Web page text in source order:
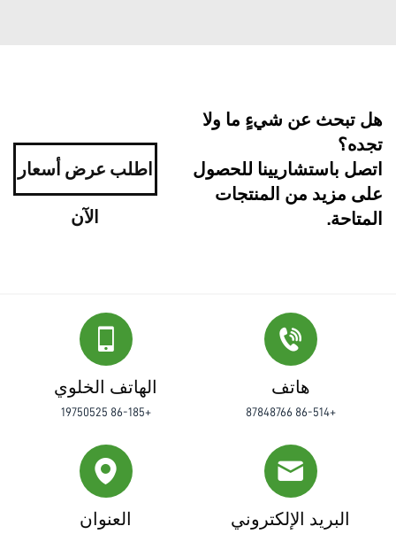
هل تبحث عن شيءٍ ما ولا
تجده؟
اتصل باستشاريينا للحصول
على مزيد من المنتجات
المتاحة.
اطلب عرض أسعار
الآن
هاتف
+86-514 87848766
الهاتف الخلوي
+86-185 19750525
البريد الإلكتروني العنوان